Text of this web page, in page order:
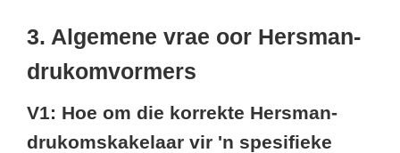
3. Algemene vrae oor Hersman-
drukomvormers
V1: Hoe om die korrekte Hersman-
drukomskakelaar vir 'n spesifieke